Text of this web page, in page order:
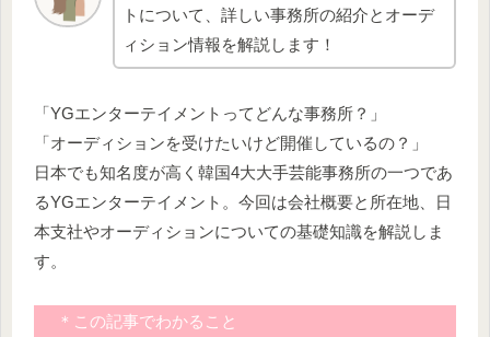
トについて、詳しい事務所の紹介とオーデ
ィション情報を解説します！
「YGエンターテイメントってどんな事務所？」
「オーディションを受けたいけど開催しているの？」
日本でも知名度が高く韓国4大大手芸能事務所の一つであ
るYGエンターテイメント。今回は会社概要と所在地、日
本支社やオーディションについての基礎知識を解説しま
す。
＊この記事でわかること